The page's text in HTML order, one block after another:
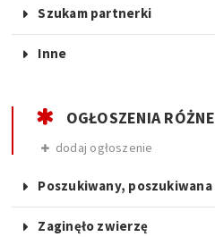
Szukam partnerki
Inne
OGŁOSZENIA RÓŻNE
dodaj ogłoszenie
Poszukiwany, poszukiwana
Zaginęło zwierzę